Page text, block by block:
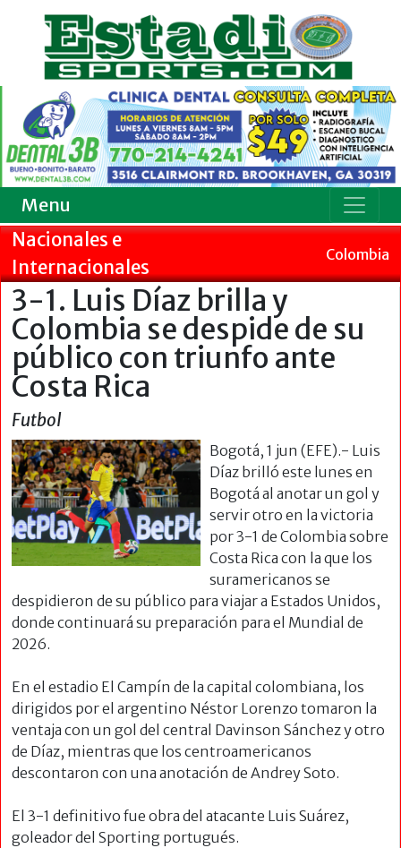
Menu
Nacionales e
Internacionales
Colombia
3-1. Luis Díaz brilla y
Colombia se despide de su
público con triunfo ante
Costa Rica
Futbol
Bogotá, 1 jun (EFE).- Luis
Díaz brilló este lunes en
Bogotá al anotar un gol y
servir otro en la victoria
por 3-1 de Colombia sobre
Costa Rica con la que los
suramericanos se
despidieron de su público para viajar a Estados Unidos,
donde continuará su preparación para el Mundial de
2026.
En el estadio El Campín de la capital colombiana, los
dirigidos por el argentino Néstor Lorenzo tomaron la
ventaja con un gol del central Davinson Sánchez y otro
de Díaz, mientras que los centroamericanos
descontaron con una anotación de Andrey Soto.
El 3-1 definitivo fue obra del atacante Luis Suárez,
goleador del Sporting portugués.